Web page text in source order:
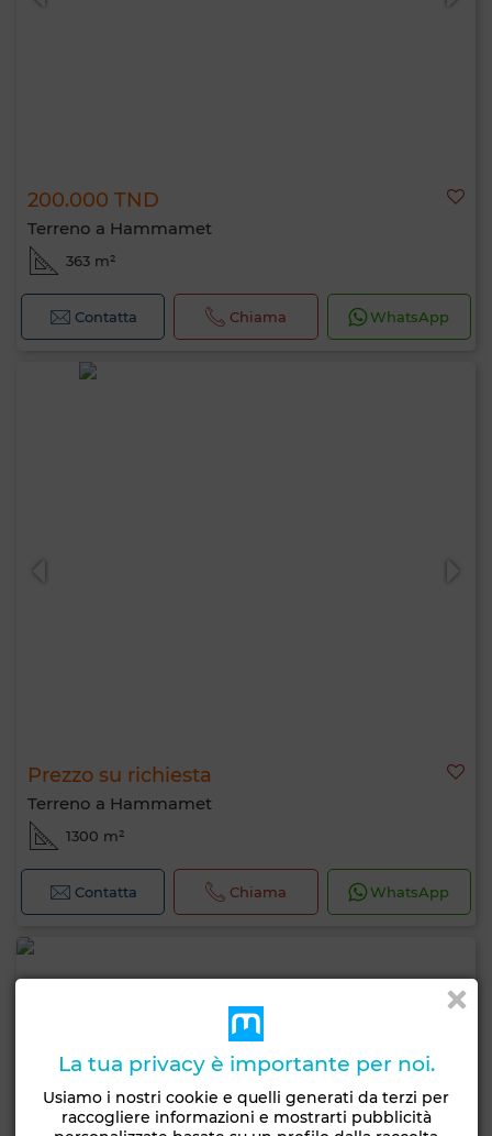
200.000 TND
Terreno a Hammamet
363 m²
Contatta Chiama WhatsApp
Prezzo su richiesta
Terreno a Hammamet
1300 m²
Contatta Chiama WhatsApp
La tua privacy è importante per noi.
Usiamo i nostri cookie e quelli generati da terzi per
raccogliere informazioni e mostrarti pubblicità